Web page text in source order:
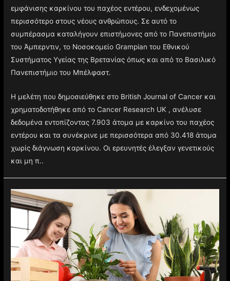
εμφάνισης καρκίνου του παχέος εντέρου, ενδεχομένως
περισσότερο στους νέους ανθρώπους. Σε αυτό το
συμπέρασμα καταλήγουν επιστήμονες από το Πανεπιστήμιο
του Άμπερντιν, το Νοσοκομείο Grampian του Εθνικού
Συστήματος Υγείας της Βρετανίας όπως και από το Βασιλικό
Πανεπιστήμιο του Μπέλφαστ.
Η μελέτη που δημοσιεύθηκε στο British Journal of Cancer και
χρηματοδοτήθηκε από το Cancer Research UK , ανέλυσε
δεδομένα εντοπίζοντας 7.903 άτομα με καρκίνο του παχέος
εντέρου και τα συνέκρινε με περισσότερα από 30.418 άτομα
χωρίς διάγνωση καρκίνου. Οι ερευνητές έλεγξαν γενετικούς
και μη π..